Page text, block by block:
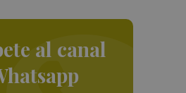
al canal